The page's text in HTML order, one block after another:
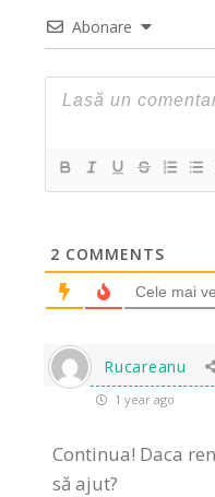
Abonare
2 COMMENTS
Cele mai
Rucareanu
1 year ago
Continua! Daca
să ajut?